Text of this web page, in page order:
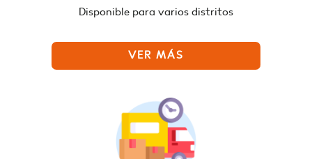
Disponible para varios distritos
VER MÁS